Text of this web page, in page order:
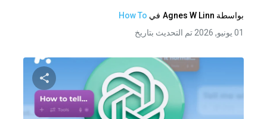
بواسطة Agnes W Linn في How To
01 يونيو, 2026 تم التحديث بتاريخ
شارك